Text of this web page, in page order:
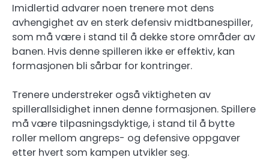
Imidlertid advarer noen trenere mot dens
avhengighet av en sterk defensiv midtbanespiller,
som må være i stand til å dekke store områder av
banen. Hvis denne spilleren ikke er effektiv, kan
formasjonen bli sårbar for kontringer.
Trenere understreker også viktigheten av
spillerallsidighet innen denne formasjonen. Spillere
må være tilpasningsdyktige, i stand til å bytte
roller mellom angreps- og defensive oppgaver
etter hvert som kampen utvikler seg.